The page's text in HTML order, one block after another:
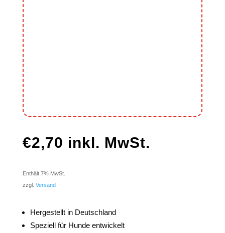
€2,70 inkl. MwSt.
Enthält 7% MwSt.
zzgl. Versand
Hergestellt in Deutschland
Speziell für Hunde entwickelt